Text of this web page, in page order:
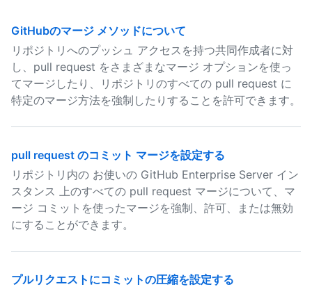
GitHubのマージ メソッドについて
リポジトリへのプッシュ アクセスを持つ共同作成者に対
し、pull request をさまざまなマージ オプションを使っ
てマージしたり、リポジトリのすべての pull request に
特定のマージ方法を強制したりすることを許可できます。
pull request のコミット マージを設定する
リポジトリ内の お使いの GitHub Enterprise Server イン
スタンス 上のすべての pull request マージについて、マ
ージ コミットを使ったマージを強制、許可、または無効
にすることができます。
プルリクエストにコミットの圧縮を設定する